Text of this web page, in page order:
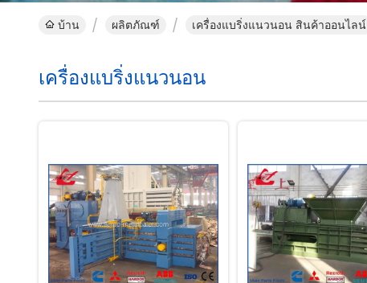
บ้าน ผลิตภัณฑ์ เครื่องแบริ่งแนวนอน สินค้าออนไลน์
เครื่องแบริ่งแนวนอน